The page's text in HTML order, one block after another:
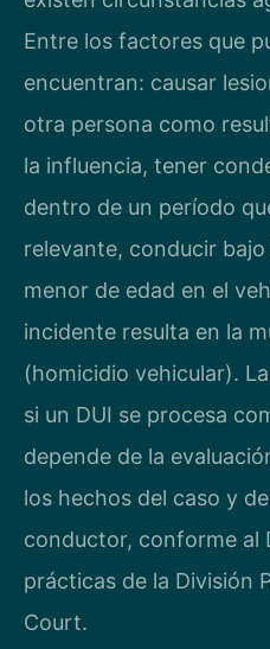
Entre los factores que
encuentran: causar
otra persona como
la influencia, tener
dentro de un período
relevante, conducir
menor de edad en el
incidente resulta en la
(homicidio vehicular).
si un DUI se procesa
depende de la
los hechos del caso y
conductor, conforme al
prácticas de la División
Court.